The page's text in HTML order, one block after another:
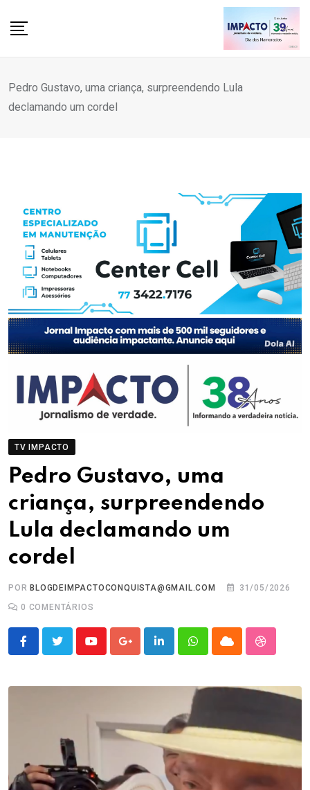
Pedro Gustavo, uma criança, surpreendendo Lula
declamando um cordel
TV IMPACTO
Pedro Gustavo, uma
criança, surpreendendo
Lula declamando um
cordel
POR BLOGDEIMPACTOCONQUISTA@GMAIL.COM
31/05/2026
0 COMENTÁRIOS
YoutubeGoogle+LinkedInWhatsappCloud